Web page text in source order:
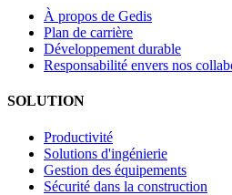
À propos de Gedis
Plan de carrière
Développement durable
Responsabilité envers nos
SOLUTION
Productivité
Solutions d'ingénierie
Gestion des équipements
Sécurité dans la construction